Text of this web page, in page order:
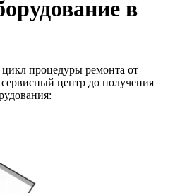
в
процедуры ремонта от
центр до получения